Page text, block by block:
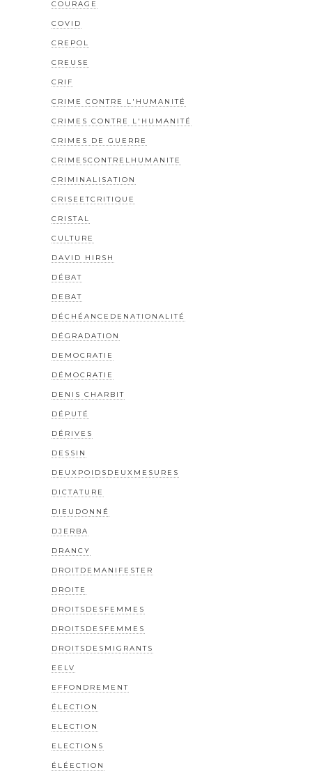
COURAGE
COVID
CREPOL
CREUSE
CRIF
CRIME CONTRE L'HUMANITÉ
CRIMES CONTRE L'HUMANITÉ
CRIMES DE GUERRE
CRIMESCONTRELHUMANITE
CRIMINALISATION
CRISEETCRITIQUE
CRISTAL
CULTURE
DAVID HIRSH
DÉBAT
DEBAT
DÉCHÉANCEDENATIONALITÉ
DÉGRADATION
DEMOCRATIE
DÉMOCRATIE
DENIS CHARBIT
DÉPUTÉ
DÉRIVES
DESSIN
DEUXPOIDSDEUXMESURES
DICTATURE
DIEUDONNÉ
DJERBA
DRANCY
DROITDEMANIFESTER
DROITE
DROITSDESFEMMES
DROITSDESFEMMES
DROITSDESMIGRANTS
EELV
EFFONDREMENT
ÉLECTION
ELECTION
ELECTIONS
ÉLÉECTION